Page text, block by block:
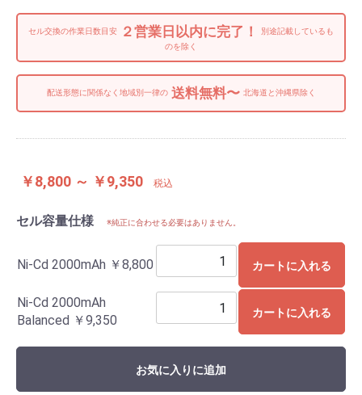
セル交換の作業日数目安 ２営業日以内に完了！
別途記載しているも
のを除く
配送形態に関係なく地域別一律の送料無料〜 北海道と沖縄県除く
￥8,800 ～ ￥9,350 税込
セル容量仕様 ※純正に合わせる必要はありません。
Ni-Cd 2000mAh ￥8,800 カートに入れる
Ni-Cd 2000mAh
Balanced ￥9,350 カートに入れる
お気に入りに追加